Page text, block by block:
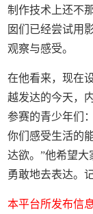
制作技术上还不
囡们已经尝试用
观察与感受。
在他看来，现在
越发达的今天，
参赛的青少年们
你们感受生活的
达欲。”他希望大
勇敢地去表达。
本平台所发布信